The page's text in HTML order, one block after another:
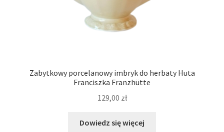
Zabytkowy porcelanowy imbryk do herbaty Huta
Franciszka Franzhütte
129,00 zł
Dowiedz się więcej